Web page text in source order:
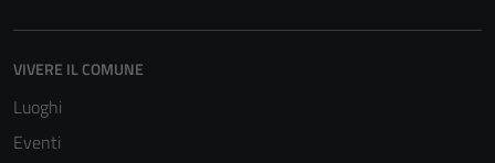
VIVERE IL COMUNE
Luoghi
Eventi